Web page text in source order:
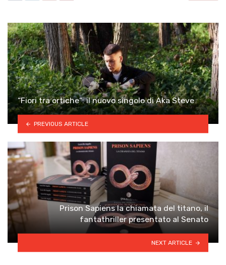
“Fiori tra ortiche”: il nuovo singolo di Aka Steve
PREVIOUS ARTICLE
Prison Sapiens la chiamata del titano, il
fantathriller presentato al Senato
NEXT ARTICLE